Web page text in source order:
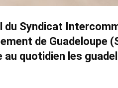
du Syndicat
de Guadeloupe
au quotidien les